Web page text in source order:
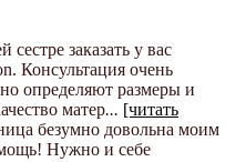
заказать у вас
Консультация очень
определяют размеры и
матер... [читать
безумно довольна моим
Нужно и себе